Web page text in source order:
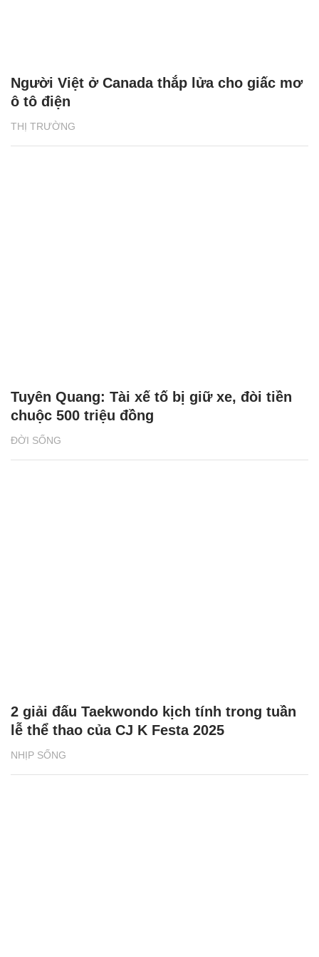
THỊ TRƯỜNG
Người Việt ở Canada thắp lửa cho giấc mơ
ô tô điện
ĐỜI SỐNG
Tuyên Quang: Tài xế tố bị giữ xe, đòi tiền
chuộc 500 triệu đồng
NHỊP SỐNG
2 giải đấu Taekwondo kịch tính trong tuần
lễ thể thao của CJ K Festa 2025